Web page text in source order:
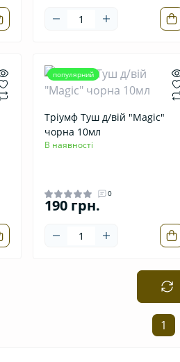
популярний
Тріумф Туш д/вій "Magic"
чорна 10мл
В наявності
0
190 грн.
1